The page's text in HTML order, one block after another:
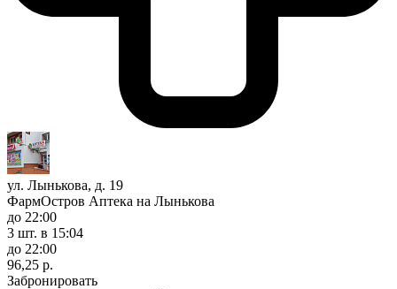
ул. Лынькова, д. 19
ФармОстров Аптека на Лынькова
до 22:00
3 шт. в 15:04
до 22:00
96,25 р.
Забронировать